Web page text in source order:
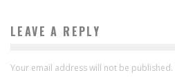
LEAVE A REPLY
Your email address will not be published.